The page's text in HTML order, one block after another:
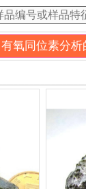
有氧同位素分析